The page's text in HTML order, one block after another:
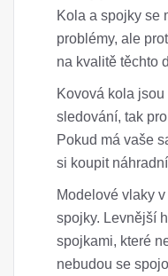
Kola a spojky se
problémy, ale
na kvalitě těchto
Kovová kola
sledování, tak
Pokud má vaše
si koupit
Modelové vlaky
spojky. Levnější
spojkami, které
nebudou se